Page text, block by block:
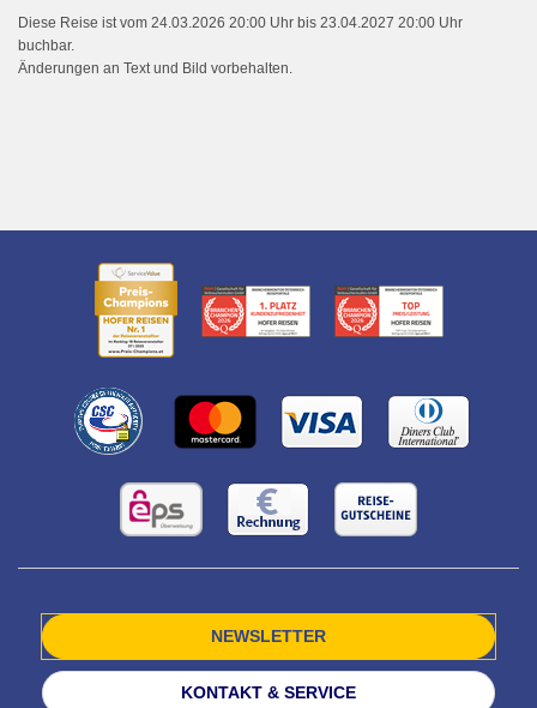
Diese Reise ist vom 24.03.2026 20:00 Uhr bis 23.04.2027 20:00 Uhr
buchbar.
Änderungen an Text und Bild vorbehalten.
NEWSLETTER
KONTAKT & SERVICE